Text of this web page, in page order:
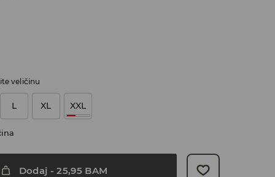
veličinu
L XL XXL
Dodaj -25,95 BAM